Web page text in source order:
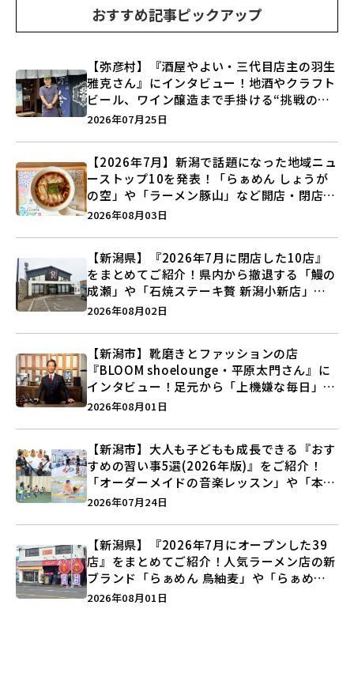
おすすめ記事ピックアップ
【弥彦村】『酒屋やよい・三代目店主の羽生
雅克さん』にインタビュー！地酒やクラフト
ビール、ワイン醸造まで手掛ける“挑戦の歴
史”に迫る♪
2026年07月25日
【2026年7月】新潟で話題になった地域ニュ
ーストップ10を発表！「らぁめん しょうが
の空」や「ラーメン豚山」など開店・閉店の
注目記事をランキングでご紹介♪
2026年08月03日
【新潟県】『2026年7月に閉店した10店』
をまとめてご紹介！県内から撤退する「鰻の
成瀬」や「石焼ステーキ贅 新潟小新店」が
営業に幕…。
2026年08月02日
【新潟市】靴磨きとファッションの店
『BLOOM shoelounge・平原太門さん』に
インタビュー！足元から「上機嫌な毎日」を
つくる装いの提案とは？
2026年08月01日
【新潟市】大人も子どもも成長できる『おす
すめの習い事5選(2026年版)』をご紹介！
「オーダーメイドの音楽レッスン」や「本格
キックボクシング」で新しい自分を見つけよ
2026年07月24日
【新潟県】『2026年7月にオープンした39
店』をまとめてご紹介！人気ラーメン店の新
ブランド「らぁめん 鳥紬麦」や「らぁめん
しょうがの空」など盛りだくさん♪
2026年08月01日